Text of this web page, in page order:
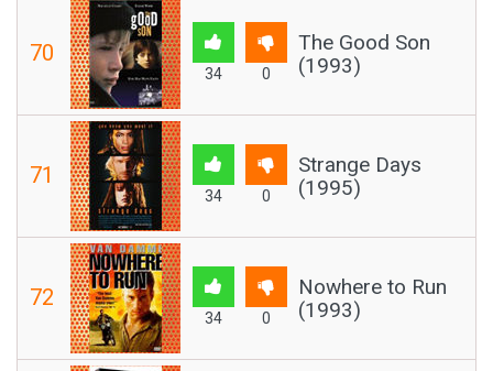
70
34 0
The Good Son
(1993)
71
34 0
Strange Days
(1995)
72
34 0
Nowhere to Run
(1993)